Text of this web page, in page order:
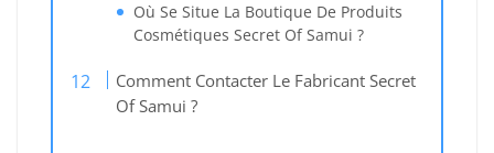
Où Se Situe La Boutique De Produits
Cosmétiques Secret Of Samui ?
Comment Contacter Le Fabricant Secret
Of Samui ?